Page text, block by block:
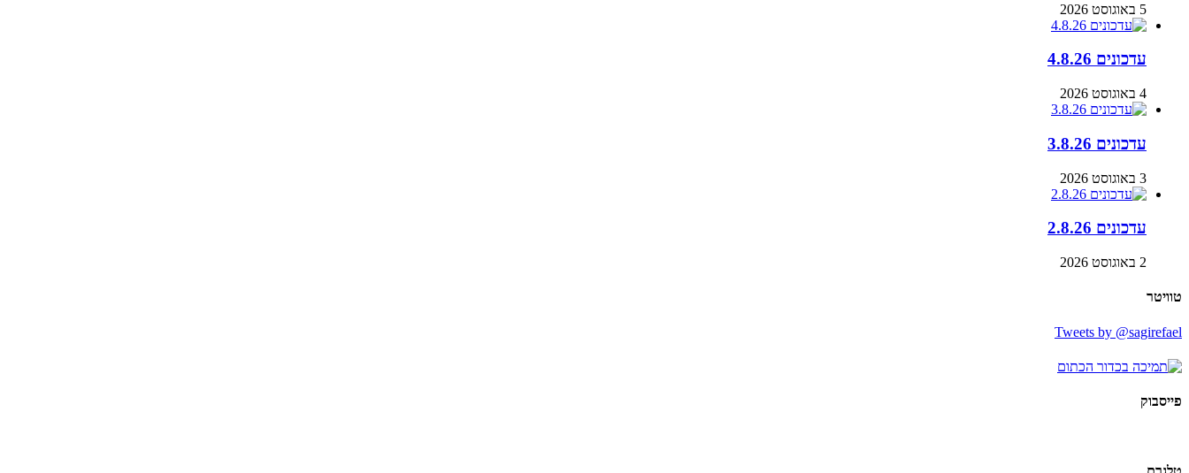
5 באוגוסט 2026
עדכונים 4.8.26
4 באוגוסט 2026
עדכונים 3.8.26
3 באוגוסט 2026
עדכונים 2.8.26
2 באוגוסט 2026
טוויטר
Tweets by @sagirefael
פייסבוק